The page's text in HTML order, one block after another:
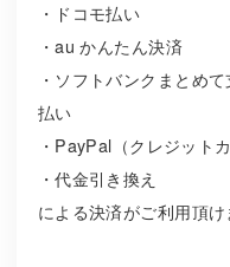
・ドコモ払い
・au かんたん決済
・ソフトバンクまとめ
払い
・PayPal（クレジット
・代金引き換え
による決済がご利用頂け